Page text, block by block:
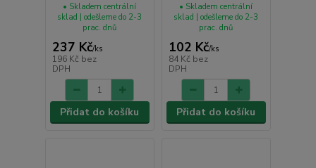
237 Kč/ks
196 Kč bez
DPH
• Skladem centrální
sklad | odešleme do 2-3
prac. dnů
Přidat do košíku
102 Kč/ks
84 Kč bez
DPH
• Skladem centrální
sklad | odešleme do 2-3
prac. dnů
Přidat do košíku